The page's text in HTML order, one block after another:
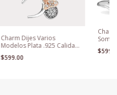
Charm Dijes Varios
Modelos Plata .925 Calidad
Premium
$599.00
Plata